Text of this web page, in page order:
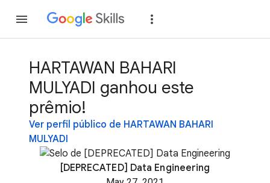
HARTAWAN BAHARI
MULYADI ganhou este
prêmio!
Ver perfil público de HARTAWAN BAHARI
MULYADI